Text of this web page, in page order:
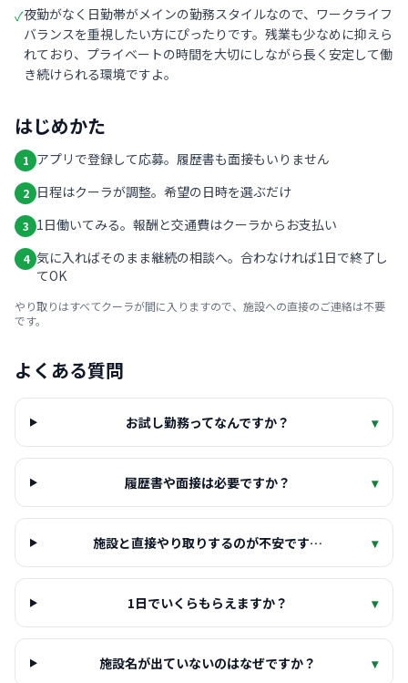
✓夜勤がなく日勤帯がメインの勤務スタイルなので、ワークライフ
バランスを重視したい方にぴったりです。残業も少なめに抑えら
れており、プライベートの時間を大切にしながら長く安定して働
き続けられる環境ですよ。
はじめかた
1 アプリで登録して応募。履歴書も面接もいりません
2 日程はクーラが調整。希望の日時を選ぶだけ
3 1日働いてみる。報酬と交通費はクーラからお支払い
4 気に入ればそのまま継続の相談へ。合わなければ1日で終了し
てOK
やり取りはすべてクーラが間に入りますので、施設への直接のご連絡は不要
です。
よくある質問
お試し勤務ってなんですか？ ▾
履歴書や面接は必要ですか？ ▾
施設と直接やり取りするのが不安です… ▾
1日でいくらもらえますか？ ▾
施設名が出ていないのはなぜですか？ ▾